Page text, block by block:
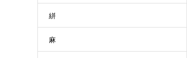
絣
麻